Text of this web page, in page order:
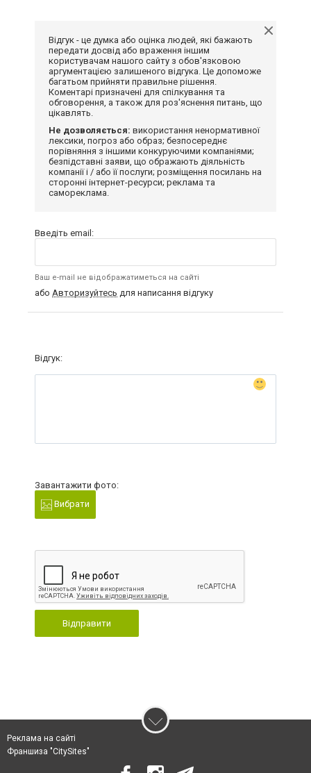
Відгук - це думка або оцінка людей, які бажають
передати досвід або враження іншим
користувачам нашого сайту з обов'язковою
аргументацією залишеного відгука. Це допоможе
багатьом прийняти правильне рішення.
Коментарі призначені для спілкування та
обговорення, а також для роз'яснення питань, що
цікавлять.
Не дозволяється: використання ненормативної
лексики, погроз або образ; безпосереднє
порівняння з іншими конкуруючими компаніями;
безпідставні заяви, що ображають діяльність
компанії і / або її послуги; розміщення посилань на
сторонні інтернет-ресурси; реклама та
самореклама.
Введіть email:
Ваш e-mail не відображатиметься на сайті
або Авторизуйтесь для написання відгуку
Відгук:
Завантажити фото:
Вибрати
Відправити
Реклама на сайті
Франшиза "CitySites"